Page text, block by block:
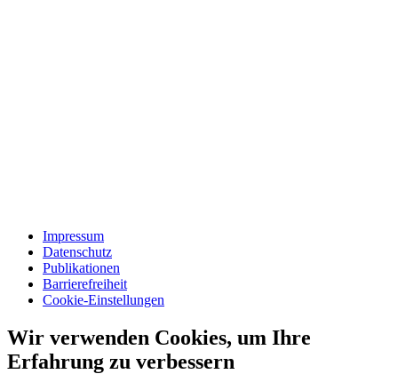
Impressum
Datenschutz
Publikationen
Barrierefreiheit
Cookie-Einstellungen
Wir verwenden Cookies, um Ihre
Erfahrung zu verbessern